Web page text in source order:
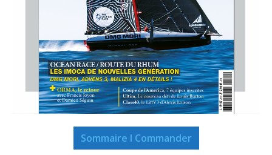
Sommaire I Commander